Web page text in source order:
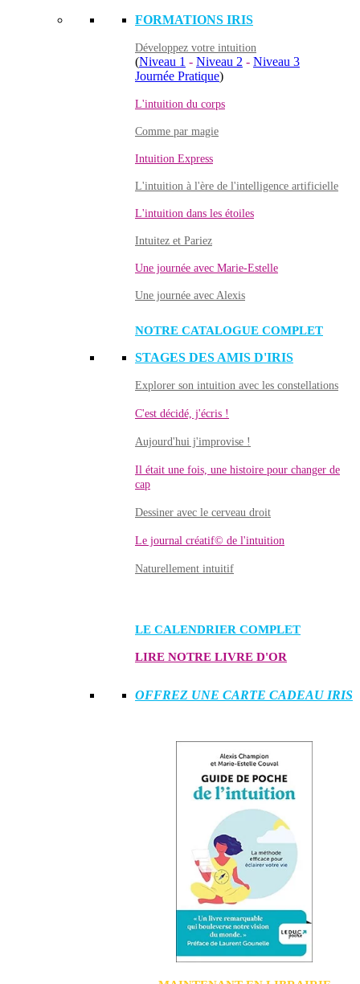
FORMATIONS IRIS
Développez votre intuition
(Niveau 1 - Niveau 2 - Niveau 3
Journée Pratique)
L'intuition du corps
Comme par magie
Intuition Express
L'intuition à l'ère de l'intelligence artificielle
L'intuition dans les étoiles
Intuitez et Pariez
Une journée avec Marie-Estelle
Une journée avec Alexis
NOTRE CATALOGUE COMPLET
STAGES DES AMIS D'IRIS
Explorer son intuition avec les constellations
C'est décidé, j'écris !
Aujourd'hui j'improvise !
Il était une fois, une histoire pour changer de
cap
Dessiner avec le cerveau droit
Le journal créatif© de l'intuition
Naturellement intuitif
LE CALENDRIER COMPLET
LIRE NOTRE LIVRE D'OR
OFFREZ UNE CARTE CADEAU IRIS